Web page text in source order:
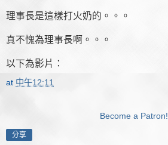
理事長是這樣打火奶的。。。
真不愧為理事長啊。。。
以下為影片：
at 中午12:11
Become a Patron!
分享